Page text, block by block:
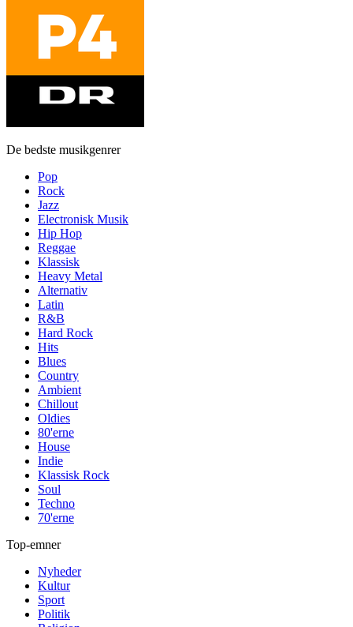
De bedste musikgenrer
Pop
Rock
Jazz
Electronisk Musik
Hip Hop
Reggae
Klassisk
Heavy Metal
Alternativ
Latin
R&B
Hard Rock
Hits
Blues
Country
Ambient
Chillout
Oldies
80'erne
House
Indie
Klassisk Rock
Soul
Techno
70'erne
Top-emner
Nyheder
Kultur
Sport
Politik